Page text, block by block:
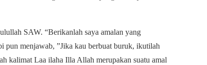
SAW. “Berikanlah saya amalan yang
pun menjawab, ”Jika kau berbuat buruk, ikutilah
kalimat Laa ilaha Illa Allah merupakan suatu amal